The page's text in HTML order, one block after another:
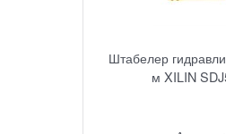
Штабелер
м XILIN